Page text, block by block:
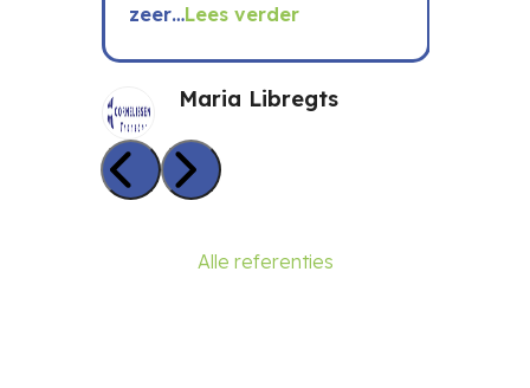
access
the
carousel
navigation
zeer…Lees verder
Maria Libregts
Press
Alle referenties